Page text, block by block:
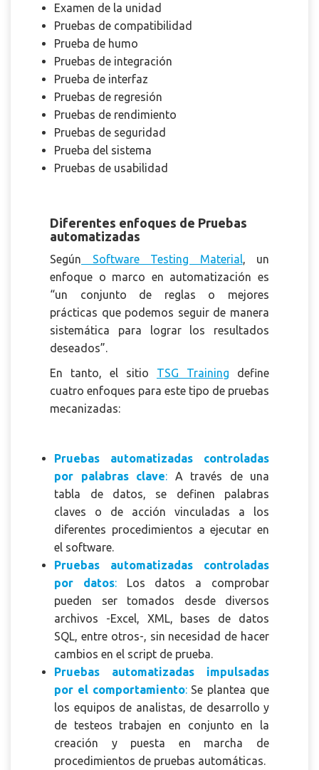
Examen de la unidad
Pruebas de compatibilidad
Prueba de humo
Pruebas de integración
Prueba de interfaz
Pruebas de regresión
Pruebas de rendimiento
Pruebas de seguridad
Prueba del sistema
Pruebas de usabilidad
Diferentes enfoques de Pruebas
automatizadas
Según Software Testing Material, un
enfoque o marco en automatización es
“un conjunto de reglas o mejores
prácticas que podemos seguir de manera
sistemática para lograr los resultados
deseados”.
En tanto, el sitio TSG Training define
cuatro enfoques para este tipo de pruebas
mecanizadas:
Pruebas automatizadas controladas
por palabras clave: A través de una
tabla de datos, se definen palabras
claves o de acción vinculadas a los
diferentes procedimientos a ejecutar en
el software.
Pruebas automatizadas controladas
por datos:Los datos a comprobar
pueden ser tomados desde diversos
archivos -Excel, XML, bases de datos
SQL, entre otros-, sin necesidad de hacer
cambios en el script de prueba.
Pruebas automatizadas impulsadas
por el comportamiento:Se plantea que
los equipos de analistas, de desarrollo y
de testeos trabajen en conjunto en la
creación y puesta en marcha de
procedimientos de pruebas automáticas.